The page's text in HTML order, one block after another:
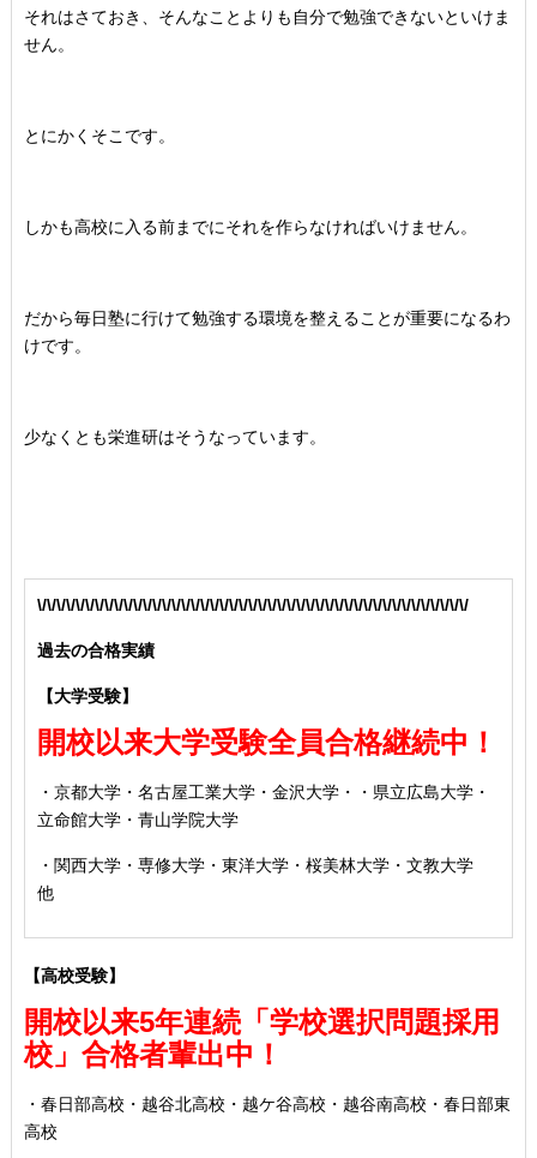
それはさておき、そんなことよりも自分で勉強できないといけま
せん。
とにかくそこです。
しかも高校に入る前までにそれを作らなければいけません。
だから毎日塾に行けて勉強する環境を整えることが重要になるわ
けです。
少なくとも栄進研はそうなっています。
\/\/\/\/\/\/\/\/\/\/\/\/\/\/\/\/\/\/\/\/\/\/\/\/\/\/\/\/\/\/\/\/\/\/\/\/\/\/\/\/\/\/\/\/\/
過去の合格実績
【大学受験】
開校以来大学受験全員合格継続中！
・京都大学・名古屋工業大学・金沢大学・・県立広島大学・
立命館大学・青山学院大学
・関西大学・専修大学・東洋大学・桜美林大学・文教大学
他
【高校受験】
開校以来5年連続「学校選択問題採用
校」合格者輩出中！
・春日部高校・越谷北高校・越ケ谷高校・越谷南高校・春日部東
高校